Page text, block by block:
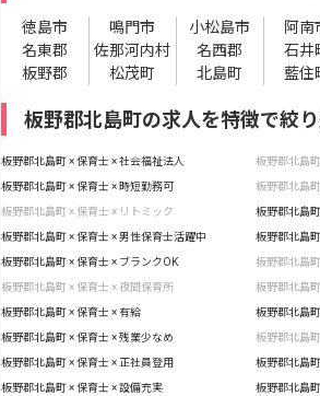
徳島市 鳴門市 小松島市 阿南
名東郡
佐那河内村 名西郡 石井
板野郡
松茂町 北島町 藍住
板野郡北島町の求人を特徴で絞
板野郡北島町 × 保育士 × 社会福祉法人 板野郡北島
板野郡北島町 × 保育士 × 時短勤務可 板野郡北島
板野郡北島町 × 保育士 × リトミック 板野郡北島
板野郡北島町 × 保育士 × 男性保育士活躍中 板野郡北島
板野郡北島町 × 保育士 × ブランクOK 板野郡北島
板野郡北島町 × 保育士 × 夜間保育所 板野郡北島
板野郡北島町 × 保育士 × 有給 板野郡北島
板野郡北島町 × 保育士 × 残業少なめ 板野郡北島
板野郡北島町 × 保育士 × 正社員登用 板野郡北島
板野郡北島町 × 保育士 × 設備充実 板野郡北島